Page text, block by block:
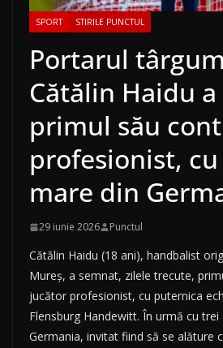
SPORT STIRILE PUNCTUL
Portarul
Cătălin Haidu
primul său
profesionist,
mare din
29 iunie 2026 Punctul
Cătălin Haidu (18 ani), handbalist
Mureș, a semnat, zilele trecute,
jucător profesionist, cu puternica
Flensburg Handewitt. În urmă cu trei
Germania, invitat fiind să se alăture